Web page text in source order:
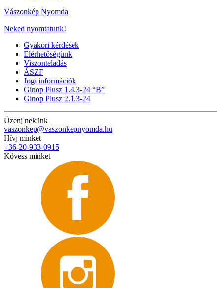
Vászonkép Nyomda
Neked nyomtatunk!
Gyakori kérdések
Elérhetőségünk
Viszonteladás
ÁSZF
Jogi információk
Ginop Plusz 1.4.3-24 “B”
Ginop Plusz 2.1.3-24
Üzenj nekünk
vaszonkep@vaszonkepnyomda.hu
Hívj minket
+36-20-933-0915
Kövess minket